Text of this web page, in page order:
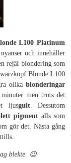
L100 Platinum
och innehåller
rejäl blondering som
Blonde L100
olika blonderingar
men trots det
ljusgult. Dessutom
pigment alls som
gör det. Nästa gång
blekte. 😉